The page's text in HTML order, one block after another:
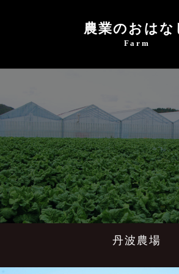
農業のおはな
Farm
丹波農場